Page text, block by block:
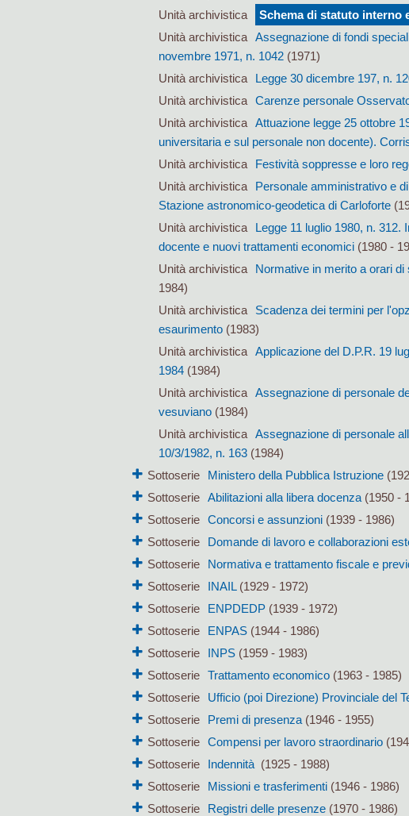
Unità archivistica
Schema di statuto interno
Unità archivistica
Assegnazione di fondi
novembre 1971, n. 1042(1971)
Unità archivistica
Legge 30 dicembre 197, n.
Unità archivistica
Carenze personale
Unità archivistica
Attuazione legge 25 ottobre
universitaria e sul personale non docente).
Unità archivistica
Festività soppresse e loro
Unità archivistica
Personale amministrativo e
Stazione astronomico-geodetica di Carloforte
Unità archivistica
Legge 11 luglio 1980, n. 312.
docente e nuovi trattamenti economici(1980 -
Unità archivistica
Normative in merito a orari
1984)
Unità archivistica
Scadenza dei termini per
esaurimento(1983)
Unità archivistica
Applicazione del D.P.R. 19
1984(1984)
Unità archivistica
Assegnazione di personale
vesuviano(1984)
Unità archivistica
Assegnazione di personale
10/3/1982, n. 163(1984)
Sottoserie
Ministero della Pubblica Istruzione
Sottoserie
Abilitazioni alla libera docenza (1950 -
Sottoserie
Concorsi e assunzioni (1939 - 1986)
Sottoserie
Domande di lavoro e collaborazioni
Sottoserie
Normativa e trattamento fiscale e
Sottoserie
INAIL(1929 - 1972)
Sottoserie
ENPDEDP (1939 - 1972)
Sottoserie
ENPAS (1944 - 1986)
Sottoserie
INPS (1959 - 1983)
Sottoserie
Trattamento economico (1963 - 1985)
Sottoserie
Ufficio (poi Direzione) Provinciale del
Sottoserie
Premi di presenza (1946 - 1955)
Sottoserie
Compensi per lavoro straordinario
Sottoserie
Indennità (1925 - 1988)
Sottoserie
Missioni e trasferimenti (1946 - 1986)
Sottoserie
Registri delle presenze (1970 - 1986)